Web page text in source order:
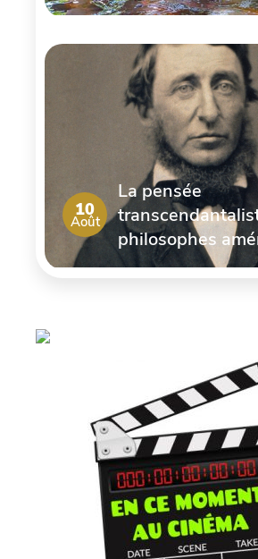
10
Août
La pensée
philosophes